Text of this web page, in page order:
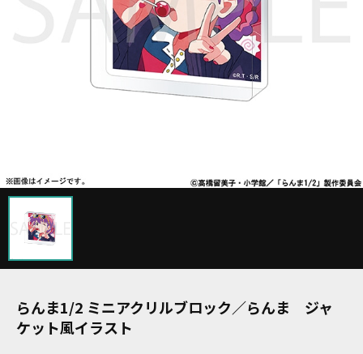
らんま1/2 ミニアクリルブロック／らんま ジャ
ケット風イラスト